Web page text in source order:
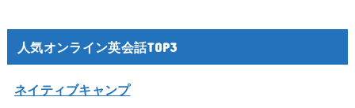
人気オンライン英会話TOP3
ネイティブキャンプ